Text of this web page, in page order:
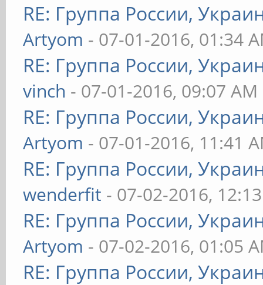
RE: Группа России,
Artyom - 07-01-2016, 01:34
RE: Группа России,
vinch - 07-01-2016, 09:07 AM
RE: Группа России,
Artyom - 07-01-2016, 11:41
RE: Группа России,
wenderfit - 07-02-2016,
RE: Группа России,
Artyom - 07-02-2016, 01:05
RE: Группа России,